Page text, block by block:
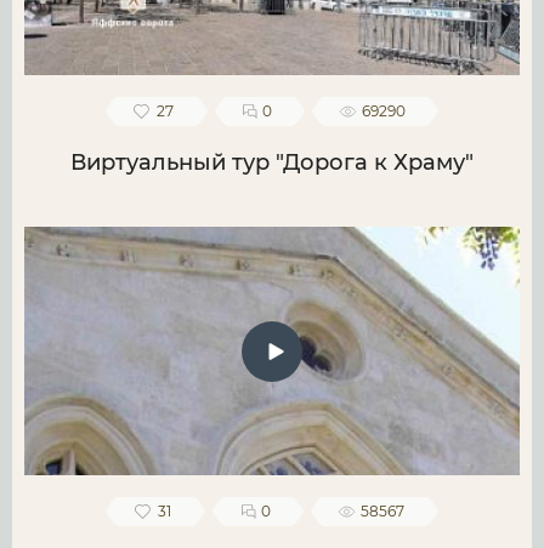
27 0 69290
Виртуальный тур "Дорога к Храму"
31 0 58567